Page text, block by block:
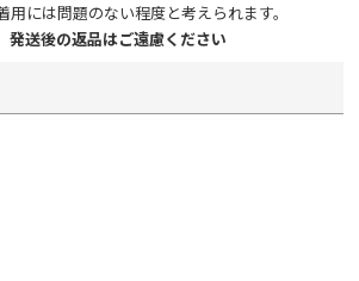
には問題のない程度と考えられます。
送後の返品はご遠慮ください